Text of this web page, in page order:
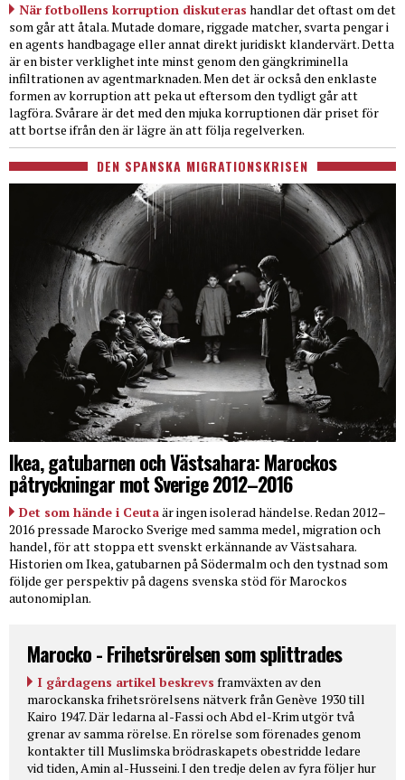
När fotbollens korruption diskuteras handlar det oftast om det
som går att åtala. Mutade domare, riggade matcher, svarta pengar i
en agents handbagage eller annat direkt juridiskt klandervärt. Detta
är en bister verklighet inte minst genom den gängkriminella
infiltrationen av agentmarknaden. Men det är också den enklaste
formen av korruption att peka ut eftersom den tydligt går att
lagföra. Svårare är det med den mjuka korruptionen där priset för
att bortse ifrån den är lägre än att följa regelverken.
DEN SPANSKA MIGRATIONSKRISEN
Ikea, gatubarnen och Västsahara: Marockos
påtryckningar mot Sverige 2012–2016
Det som hände i Ceutaär ingen isolerad händelse. Redan 2012–
2016 pressade Marocko Sverige med samma medel, migration och
handel, för att stoppa ett svenskt erkännande av Västsahara.
Historien om Ikea, gatubarnen på Södermalm och den tystnad som
följde ger perspektiv på dagens svenska stöd för Marockos
autonomiplan.
Marocko - Frihetsrörelsen som splittrades
I gårdagens artikel beskrevs framväxten av den
marockanska frihetsrörelsens nätverk från Genève 1930 till
Kairo 1947. Där ledarna al-Fassi och Abd el-Krim utgör två
grenar av samma rörelse. En rörelse som förenades genom
kontakter till Muslimska brödraskapets obestridde ledare
vid tiden, Amin al-Husseini. I den tredje delen av fyra följer hur